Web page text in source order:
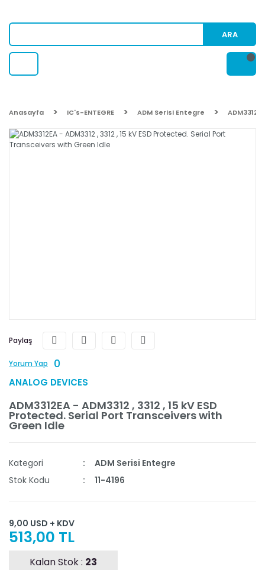
ARA
Anasayfa IC's-ENTEGRE ADM Serisi Entegre
Paylaş
Yorum Yap 0
ANALOG DEVICES
ADM3312EA - ADM3312 , 3312 , 15 kV ESD
Protected. Serial Port Transceivers with
Green Idle
Kategori
ADM Serisi Entegre
Stok Kodu
11-4196
9,00 USD + KDV
513,00 TL
Kalan Stok : 23